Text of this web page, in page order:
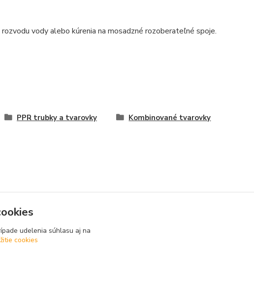
vody alebo kúrenia na mosadzné rozoberateľné spoje.
PPR trubky a tvarovky Kombinované tvarovky
udelenia súhlasu aj na
cookies